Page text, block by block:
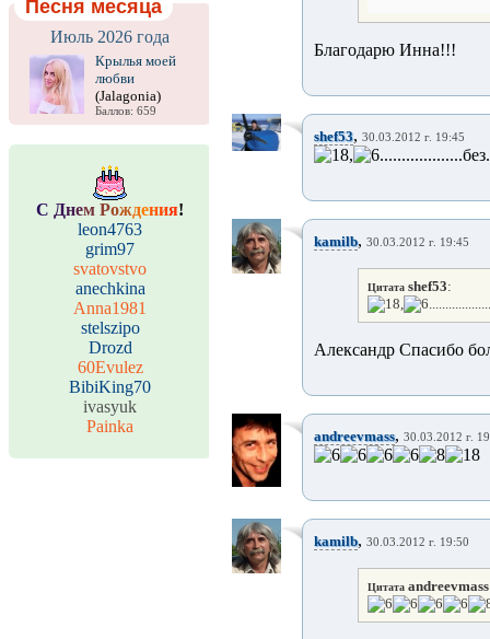
Песня месяца
Июль 2026 года
Крылья моей
любви
(Jalagonia)
Баллов: 659
С Днем Рождения!
leon4763
grim97
svatovstvo
anechkina
Anna1981
stelszipo
Drozd
60Evulez
BibiKing70
ivasyuk
Painka
Благодарю Инна!!!
shef53, 30.03.2012 г. 19:45
,
kamilb, 30.03.2012 г. 19:45
Цитата shef53:
,
Александр Спасибо
andreevmass, 30.03.2012 г.
kamilb, 30.03.2012 г. 19:50
Цитата andreevmass